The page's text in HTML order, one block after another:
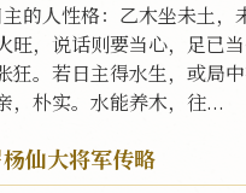
的人性格：乙木坐未土，
旺，说话则要当心，足已当
狂。若日主得水生，或局
，朴实。水能养木，往...
仙大将军传略